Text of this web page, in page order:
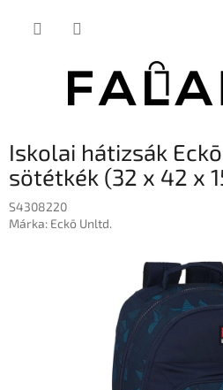
Iskolai hátizsák
sötétkék (32 x 42 x
S4308220
Márka: Eckō Unltd.